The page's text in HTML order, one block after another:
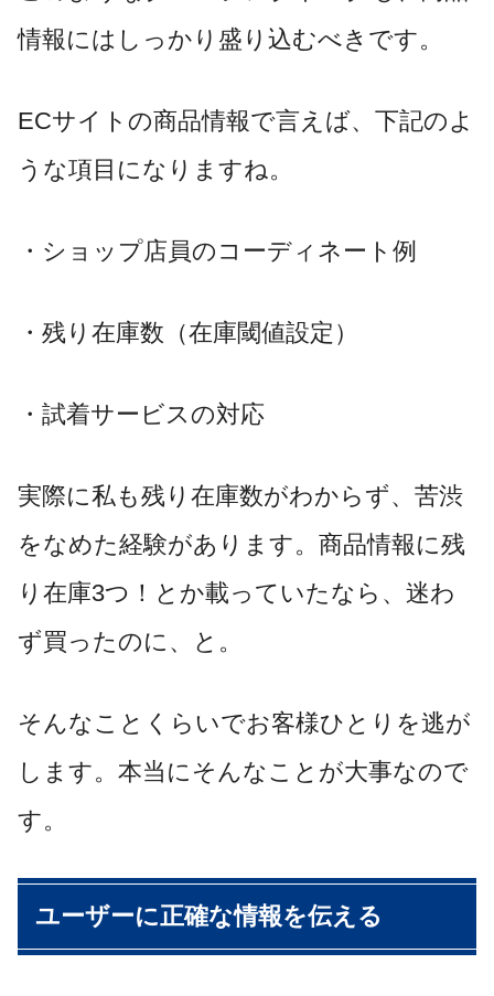
情報にはしっかり盛り込むべきです。
ECサイトの商品情報で言えば、下記のよ
うな項目になりますね。
・ショップ店員のコーディネート例
・残り在庫数（在庫閾値設定）
・試着サービスの対応
実際に私も残り在庫数がわからず、苦渋
をなめた経験があります。商品情報に残
り在庫3つ！とか載っていたなら、迷わ
ず買ったのに、と。
そんなことくらいでお客様ひとりを逃が
します。本当にそんなことが大事なので
す。
ユーザーに正確な情報を伝える